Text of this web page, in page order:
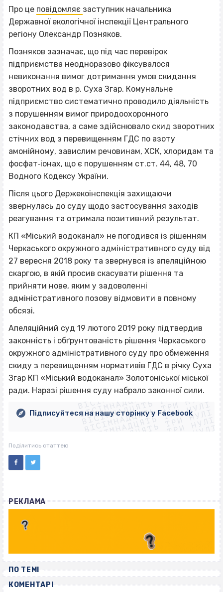
Про це повідомляє заступник начальника
Державної екологічної інспекції Центрального
регіону Олександр Позняков.
Позняков зазначає, що під час перевірок
підприємства неодноразово фіксувалося
невиконання вимог дотримання умов скидання
зворотних вод в р. Суха Згар. Комунальне
підприємство систематично проводило діяльність
з порушенням вимог природоохоронного
законодавства, а саме здійснювало скид зворотних
стічних вод з перевищенням ГДС по азоту
амонійному, завислим речовинам, ХСК, хлоридам та
фосфат‐іонах, що є порушенням ст.ст. 44, 48, 70
Водного Кодексу України.
Після цього Держекоінспекція захищаючи
звернулась до суду щодо застосування заходів
реагування та отримала позитивний результат.
КП «Міський водоканал» не погодився із рішенням
Черкаського окружного адміністративного суду від
27 вересня 2018 року та звернувся із апеляційною
скаргою, в якій просив скасувати рішення та
прийняти нове, яким у задоволенні
адміністративного позову відмовити в повному
обсязі.
Апеляційний суд 19 лютого 2019 року підтвердив
законність і обґрунтованість рішення Черкаського
окружного адміністративного суду про обмеження
скиду з перевищенням нормативів ГДС в річку Суха
Згар КП «Міський водоканал» Золотоніської міської
ради. Наразі рішення суду набрало законної сили.
ВІСІМНАДЦЯТЬ ТРИ НУЛІ
ВІСІМНАДЦЯТЬ ТРИ НУЛІ
ВІСІМНАДЦЯТЬ ТРИ НУЛІ
ВІСІМНАДЦЯТЬ ТРИ НУЛІ
ВІСІМНАДЦЯТЬ ТРИ НУЛІ
ВІСІМНАДЦЯТЬ ТРИ НУЛІ
ВІСІМНАДЦЯТЬ ТРИ НУЛІ
ВІСІМНАДЦЯТЬ ТРИ НУЛІ
Підписуйтеся на нашу сторінку у Facebook
Поділитись статтею
РЕКЛАМА
ПО ТЕМІ
КОМЕНТАРІ